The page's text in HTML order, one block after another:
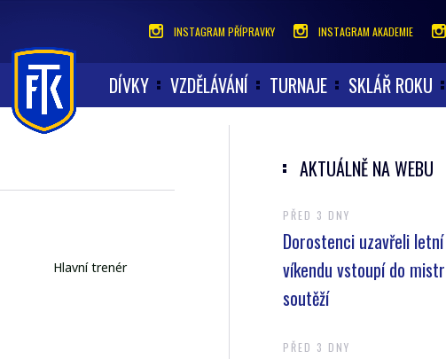
INSTAGRAM PŘÍPRAVKY INSTAGRAM AKADEMIE
DÍVKY VZDĚLÁVÁNÍ TURNAJE SKLÁŘ ROKU
Hlavní trenér
AKTUÁLNĚ NA WEBU
PŘED 3 DNY
Dorostenci uzavřeli
víkendu vstoupí do
soutěží
PŘED 3 DNY